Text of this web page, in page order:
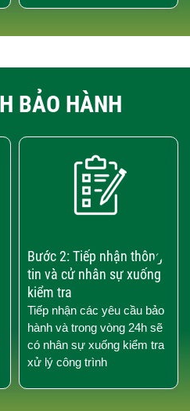
BẢO HÀNH
Bước 2: Tiếp nhận thông
tin và cử nhân sự xuống
kiểm tra
Tiếp nhận các yêu cầu bảo
hành và trong vòng 24h sẽ
có nhân sự xuống kiểm tra
xử lý công trình
›